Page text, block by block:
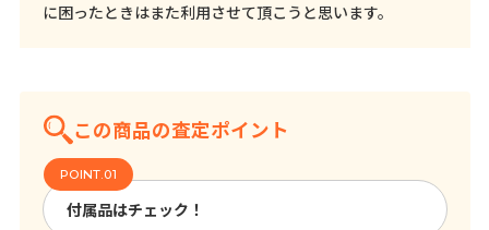
に困ったときはまた利用させて頂こうと思います。
この商品の査定ポイント
付属品はチェック！